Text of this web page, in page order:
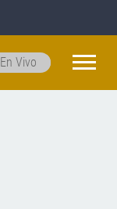
En Vivo